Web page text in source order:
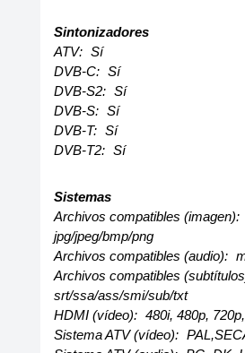
Sintonizadores
ATV: Sí
DVB-C: Sí
DVB-S2: Sí
DVB-S: Sí
DVB-T: Sí
DVB-T2: Sí
Sistemas
Archivos compatibles (imagen):
jpg/jpeg/bmp/png
Archivos compatibles (audio):
Archivos compatibles
srt/ssa/ass/smi/sub/txt
HDMI (vídeo): 480i, 480p,
Sistema ATV (vídeo):